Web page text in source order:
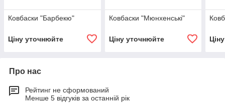
Ковбаски "Барбекю"
Ціну уточнюйте
Ковбаски "Мюнхенські"
Ціну уточнюйте
Про нас
Рейтинг не сформований
Менше 5 відгуків за останній рік